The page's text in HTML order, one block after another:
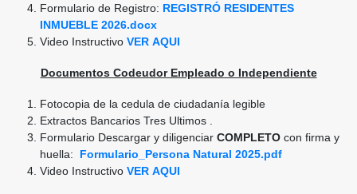
Formulario de Registro: REGISTRÓ RESIDENTES
INMUEBLE 2026.docx
Video Instructivo VER AQUI
Documentos Codeudor Empleado o Independiente
Fotocopia de la cedula de ciudadanía legible
Extractos Bancarios Tres Ultimos .
Formulario Descargar y diligenciar COMPLETO con firma y
huella:
Formulario_Persona Natural 2025.pdf
Video Instructivo VER AQUI